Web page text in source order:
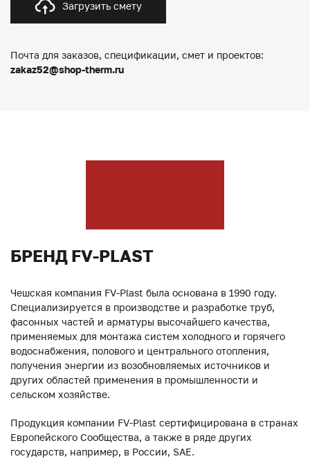
Загрузить смету
Почта для заказов, спецификации, смет и проектов:
zakaz52@shop-therm.ru
БРЕНД FV-PLAST
Чешская компания FV-Plast была основана в 1990 году.
Специализируется в производстве и разработке труб,
фасонных частей и арматуры высочайшего качества,
применяемых для монтажа систем холодного и горячего
водоснабжения, полового и центрального отопления,
получения энергии из возобновляемых источников и
других областей применения в промышленности и
сельском хозяйстве.
Продукция компании FV-Plast сертифицирована в странах
Европейского Сообщества, а также в ряде других
государств, например, в России, SAE.